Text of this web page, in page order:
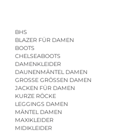
BHS
BLAZER FÜR DAMEN
BOOTS
CHELSEABOOTS
DAMENKLEIDER
DAUNENMÄNTEL DAMEN
GROSSE GRÖSSEN DAMEN
JACKEN FÜR DAMEN
KURZE RÖCKE
LEGGINGS DAMEN
MÄNTEL DAMEN
MAXIKLEIDER
MIDIKLEIDER